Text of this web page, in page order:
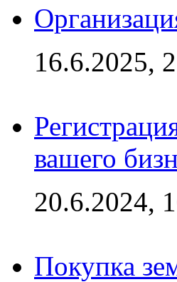
16.6.2025,
вашего
20.6.2024,
Покупка